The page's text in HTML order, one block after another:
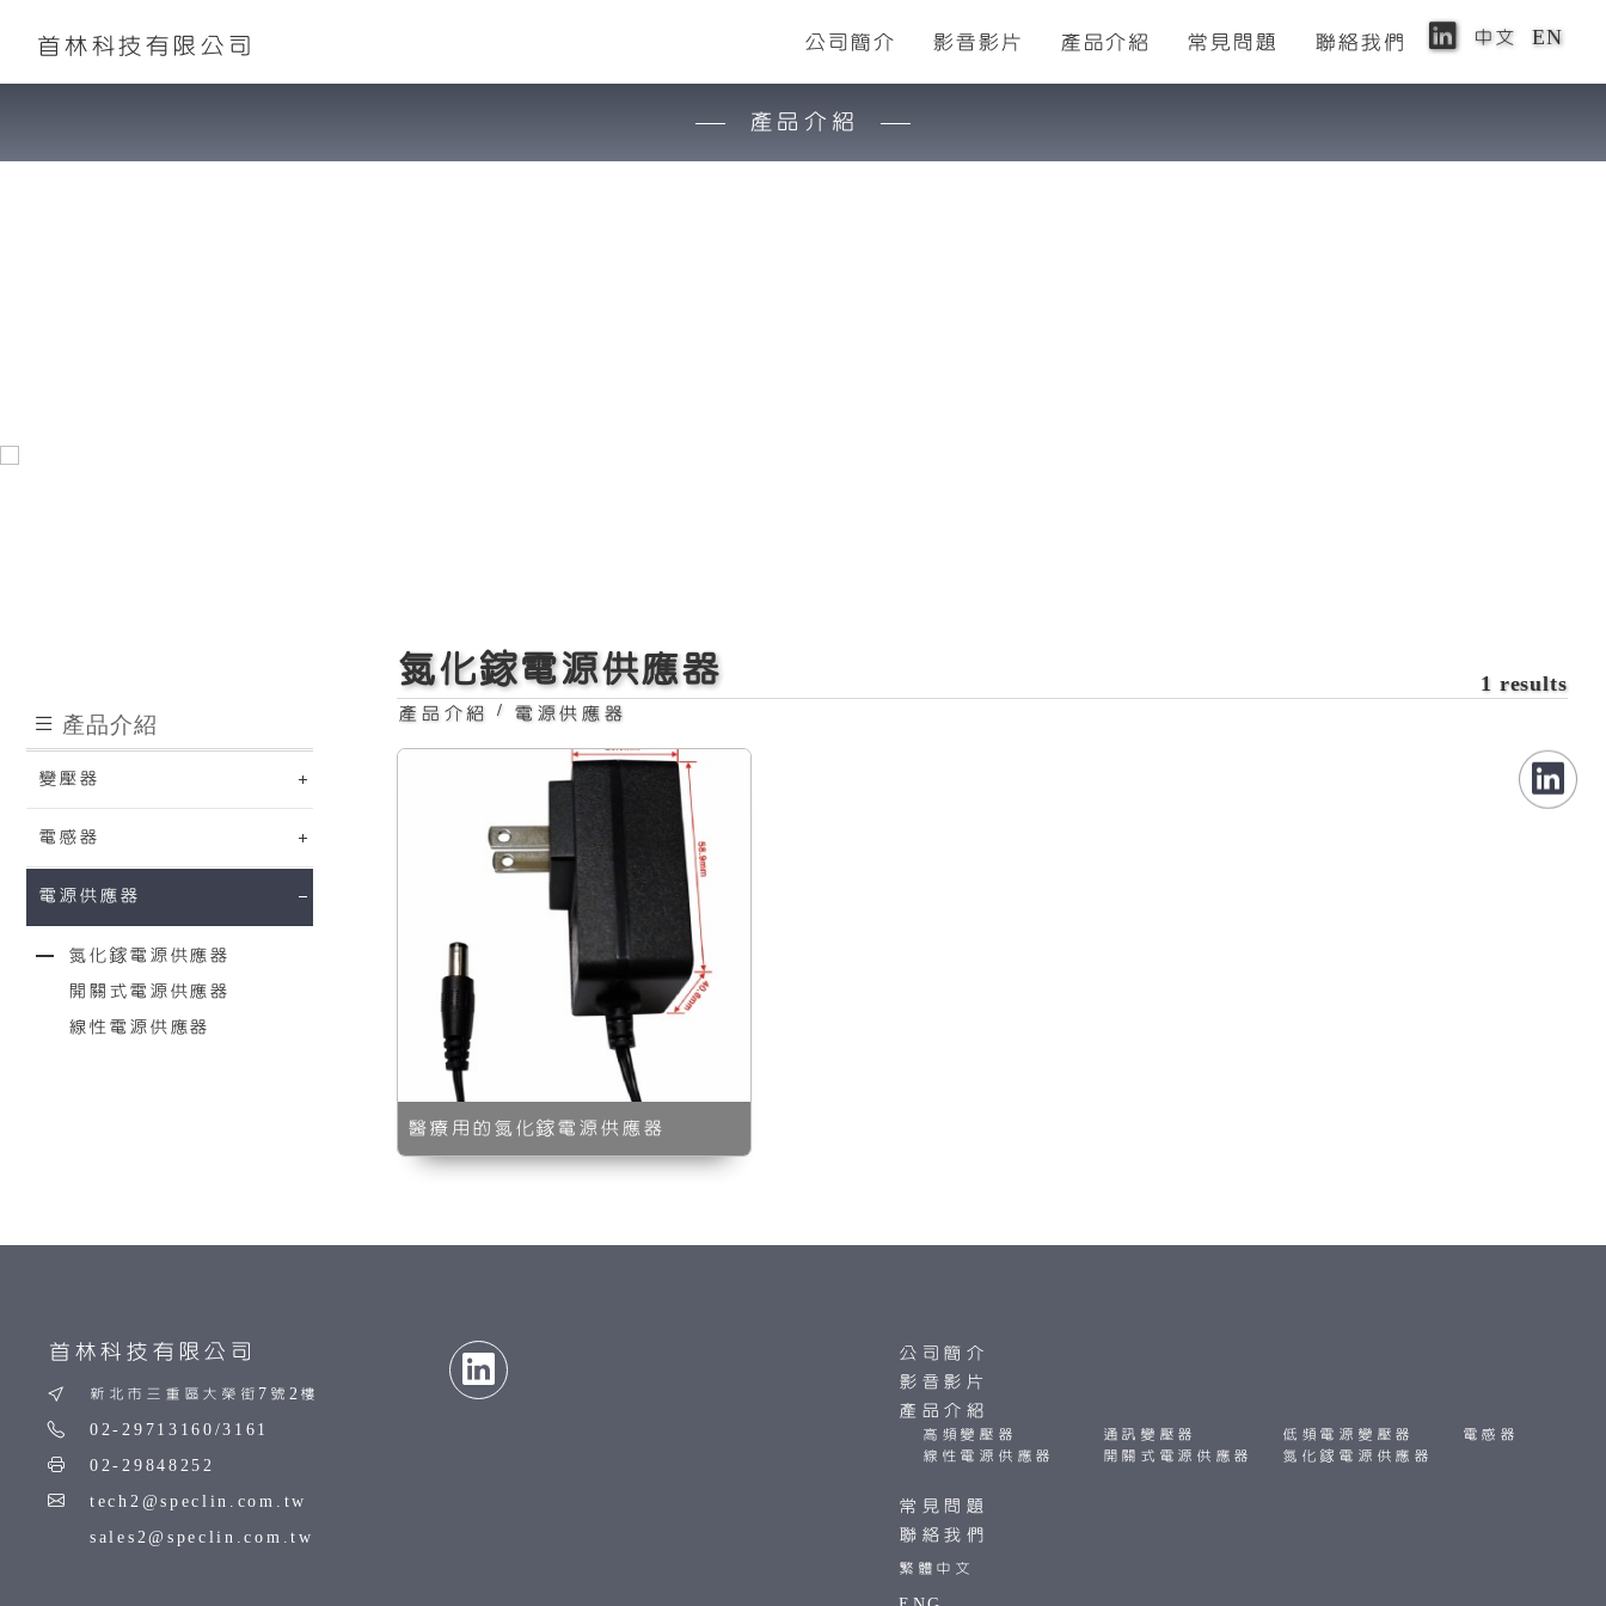
首林科技有限公司 公司簡介 影音影片 產品介紹 常見問題 聯絡我們 中文 EN
產品介紹
產品介紹
變壓器
電感器
電源供應器
氮化鎵電源供應器
開關式電源供應器
線性電源供應器
氮化鎵電源供應器
1 results
產品介紹
/ 電源供應器
醫療用的氮化鎵電源供應器
首林科技有限公司
新北市三重區大榮街7號2樓
02-29713160/3161
02-29848252
tech2@speclin.com.tw
sales2@speclin.com.tw
公司簡介
影音影片
產品介紹
高頻變壓器 通訊變壓器 低頻電源變壓器
電感器
線性電源供應器
開關式電源供應器 氮化鎵電源供應器
常見問題
聯絡我們
繁體中文